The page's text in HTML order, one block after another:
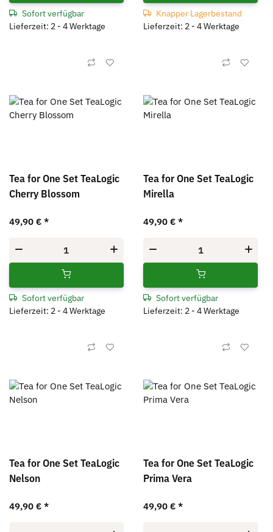
Sofort verfügbar
Lieferzeit: 2 - 4 Werktage
Knapper Lagerbestand
Lieferzeit: 2 - 4 Werktage
Tea for One Set TeaLogic
Cherry Blossom
49,90 € *
Sofort verfügbar
Lieferzeit: 2 - 4 Werktage
Tea for One Set TeaLogic
Mirella
49,90 €*
Sofort verfügbar
Lieferzeit: 2 - 4 Werktage
Tea for One Set TeaLogic
Nelson
49,90 € *
Tea for One Set TeaLogic
Prima Vera
49,90 €*